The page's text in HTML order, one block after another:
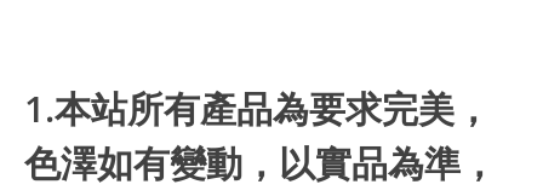
1.本站所有產品為要求完美，
色澤如有變動，以實品為準，